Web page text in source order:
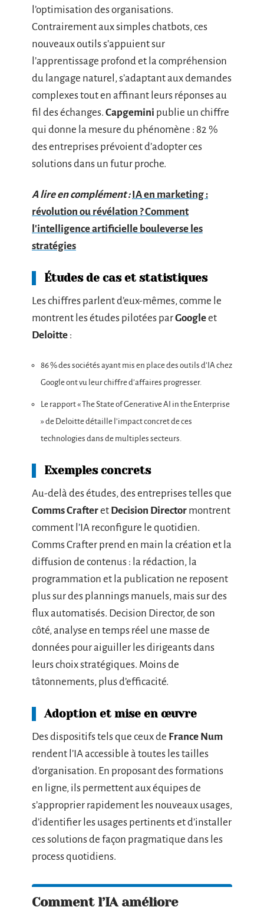
l’optimisation des organisations.
Contrairement aux simples chatbots, ces
nouveaux outils s’appuient sur
l’apprentissage profond et la compréhension
du langage naturel, s’adaptant aux demandes
complexes tout en affinant leurs réponses au
fil des échanges. Capgemini publie un chiffre
qui donne la mesure du phénomène : 82 %
des entreprises prévoient d’adopter ces
solutions dans un futur proche.
A lire en complément : IA en marketing :
révolution ou révélation ? Comment
l'intelligence artificielle bouleverse les
stratégies
Études de cas et statistiques
Les chiffres parlent d’eux-mêmes, comme le
montrent les études pilotées parGoogleet
Deloitte :
86 % des sociétés ayant mis en place des outils d’IA chez
Google ont vu leur chiffre d’affaires progresser.
Le rapport « The State of Generative AI in the Enterprise
» de Deloitte détaille l’impact concret de ces
technologies dans de multiples secteurs.
Exemples concrets
Au-delà des études, des entreprises telles que
Comms Crafteret Decision Director montrent
comment l’IA reconfigure le quotidien.
Comms Crafter prend en main la création et la
diffusion de contenus : la rédaction, la
programmation et la publication ne reposent
plus sur des plannings manuels, mais sur des
flux automatisés. Decision Director, de son
côté, analyse en temps réel une masse de
données pour aiguiller les dirigeants dans
leurs choix stratégiques. Moins de
tâtonnements, plus d’efficacité.
Adoption et mise en œuvre
Des dispositifs tels que ceux de France Num
rendent l’IA accessible à toutes les tailles
d’organisation. En proposant des formations
en ligne, ils permettent aux équipes de
s’approprier rapidement les nouveaux usages,
d’identifier les usages pertinents et d’installer
ces solutions de façon pragmatique dans les
process quotidiens.
Comment l’IA améliore